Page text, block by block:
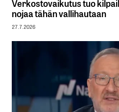
Verkostovaikutus tuo
nojaa tähän vallihautaan
27.7.2026